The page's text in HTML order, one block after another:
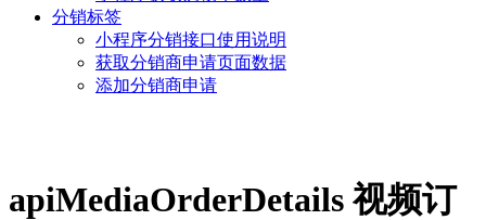
分销标签
小程序分销接口使用说明
获取分销商申请页面数据
添加分销商申请
apiMediaOrderDetails 视频订